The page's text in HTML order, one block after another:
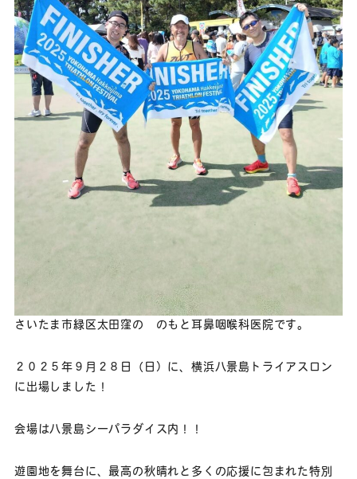
さいたま市緑区太田窪の のもと耳鼻咽喉科医院です。
２０２５年９月２８日（日）に、横浜八景島トライアスロン
に出場しました！
会場は八景島シーパラダイス内！！
遊園地を舞台に、最高の秋晴れと多くの応援に包まれた特別